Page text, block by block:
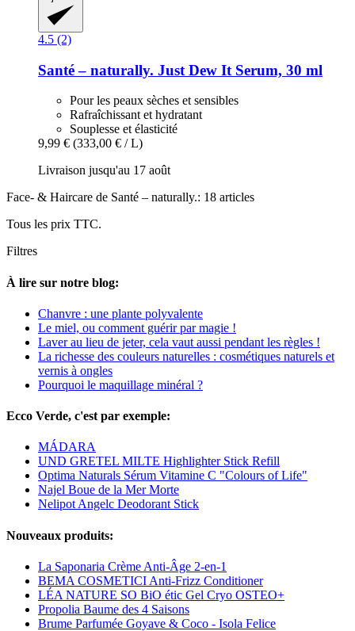
4.5 (2)
Santé – naturally. Just Dew It Serum, 30 ml
Pour les peaux sèches et sensibles
Rafraîchissant et hydratant
Souplesse et élasticité
9,99 € (333,00 € / L)
Livraison jusqu'au 17 août
Face- & Haircare de Santé – naturally.: 18 articles
Tous les prix TTC.
Filtres
À lire sur notre blog:
Chanvre : une plante polyvalente
Le miel, ou comment guérir par magie !
Laver au lieu de jeter, cela vaut aussi pendant les règles !
La richesse des couleurs naturelles : cosmétiques naturels et
vernis à ongles
Pourquoi le maquillage minéral ?
Ecco Verde, c'est par exemple:
MÁDARA
UND GRETEL MILTE Highlighter Stick Refill
Optima Naturals Sérum Vitamine C "Colours of Life"
Najel Boue de la Mer Morte
Nelipot Angelc Deodorant Stick
Nouveaux produits:
La Saponaria Crème Anti-Âge 2-en-1
BEMA COSMETICI Anti-Frizz Conditioner
LÉA NATURE SO BiO étic Gel Cryo OSTEO+
Propolia Baume des 4 Saisons
Brume Parfumée Goyave & Coco - Isola Felice